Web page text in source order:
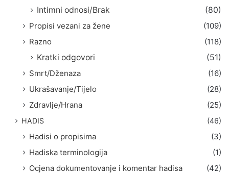
Intimni odnosi/Brak
(80)
Propisi vezani za žene
(109)
Razno
(118)
Kratki odgovori
(51)
Smrt/Dženaza
(16)
Ukrašavanje/Tijelo
(28)
Zdravlje/Hrana
(25)
HADIS (46)
Hadisi o propisima
(3)
Hadiska terminologija
(1)
Ocjena dokumentovanje i komentar hadisa
(42)